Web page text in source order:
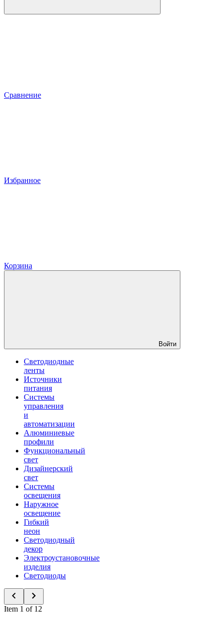
Сравнение
Избранное
Корзина
Войти
Светодиодные
ленты
Источники
питания
Системы
управления
и
автоматизации
Алюминиевые
профили
Функциональный
свет
Дизайнерский
свет
Системы
освещения
Наружное
освещение
Гибкий
неон
Светодиодный
декор
Электроустановочные
изделия
Светодиоды
Item 1 of 12